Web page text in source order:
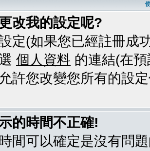
改我的設定呢?
定(如果您已經註冊成
個人資料 的連結(在
許您改變您所有的設
的時間不正確!
間可以確定是沒有問